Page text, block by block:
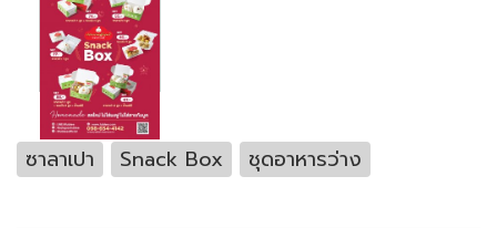
ซาลาเปา Snack Box ชุดอาหารว่าง